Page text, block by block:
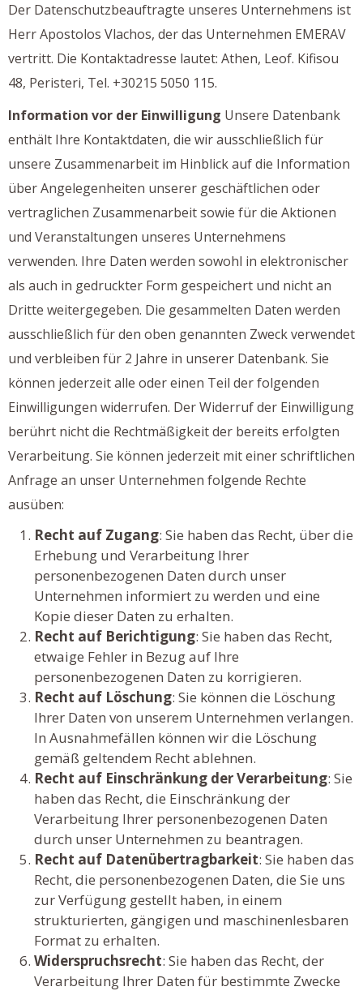
Der Datenschutzbeauftragte unseres Unternehmens ist
Herr Apostolos Vlachos, der das Unternehmen EMERAV
vertritt. Die Kontaktadresse lautet: Athen, Leof. Kifisou
48, Peristeri, Tel. +30215 5050 115.
Information vor der Einwilligung Unsere Datenbank
enthält Ihre Kontaktdaten, die wir ausschließlich für
unsere Zusammenarbeit im Hinblick auf die Information
über Angelegenheiten unserer geschäftlichen oder
vertraglichen Zusammenarbeit sowie für die Aktionen
und Veranstaltungen unseres Unternehmens
verwenden. Ihre Daten werden sowohl in elektronischer
als auch in gedruckter Form gespeichert und nicht an
Dritte weitergegeben. Die gesammelten Daten werden
ausschließlich für den oben genannten Zweck verwendet
und verbleiben für 2 Jahre in unserer Datenbank. Sie
können jederzeit alle oder einen Teil der folgenden
Einwilligungen widerrufen. Der Widerruf der Einwilligung
berührt nicht die Rechtmäßigkeit der bereits erfolgten
Verarbeitung. Sie können jederzeit mit einer schriftlichen
Anfrage an unser Unternehmen folgende Rechte
ausüben:
Recht auf Zugang: Sie haben das Recht, über die
Erhebung und Verarbeitung Ihrer
personenbezogenen Daten durch unser
Unternehmen informiert zu werden und eine
Kopie dieser Daten zu erhalten.
Recht auf Berichtigung: Sie haben das Recht,
etwaige Fehler in Bezug auf Ihre
personenbezogenen Daten zu korrigieren.
Recht auf Löschung: Sie können die Löschung
Ihrer Daten von unserem Unternehmen verlangen.
In Ausnahmefällen können wir die Löschung
gemäß geltendem Recht ablehnen.
Recht auf Einschränkung der Verarbeitung: Sie
haben das Recht, die Einschränkung der
Verarbeitung Ihrer personenbezogenen Daten
durch unser Unternehmen zu beantragen.
Recht auf Datenübertragbarkeit: Sie haben das
Recht, die personenbezogenen Daten, die Sie uns
zur Verfügung gestellt haben, in einem
strukturierten, gängigen und maschinenlesbaren
Format zu erhalten.
Widerspruchsrecht: Sie haben das Recht, der
Verarbeitung Ihrer Daten für bestimmte Zwecke